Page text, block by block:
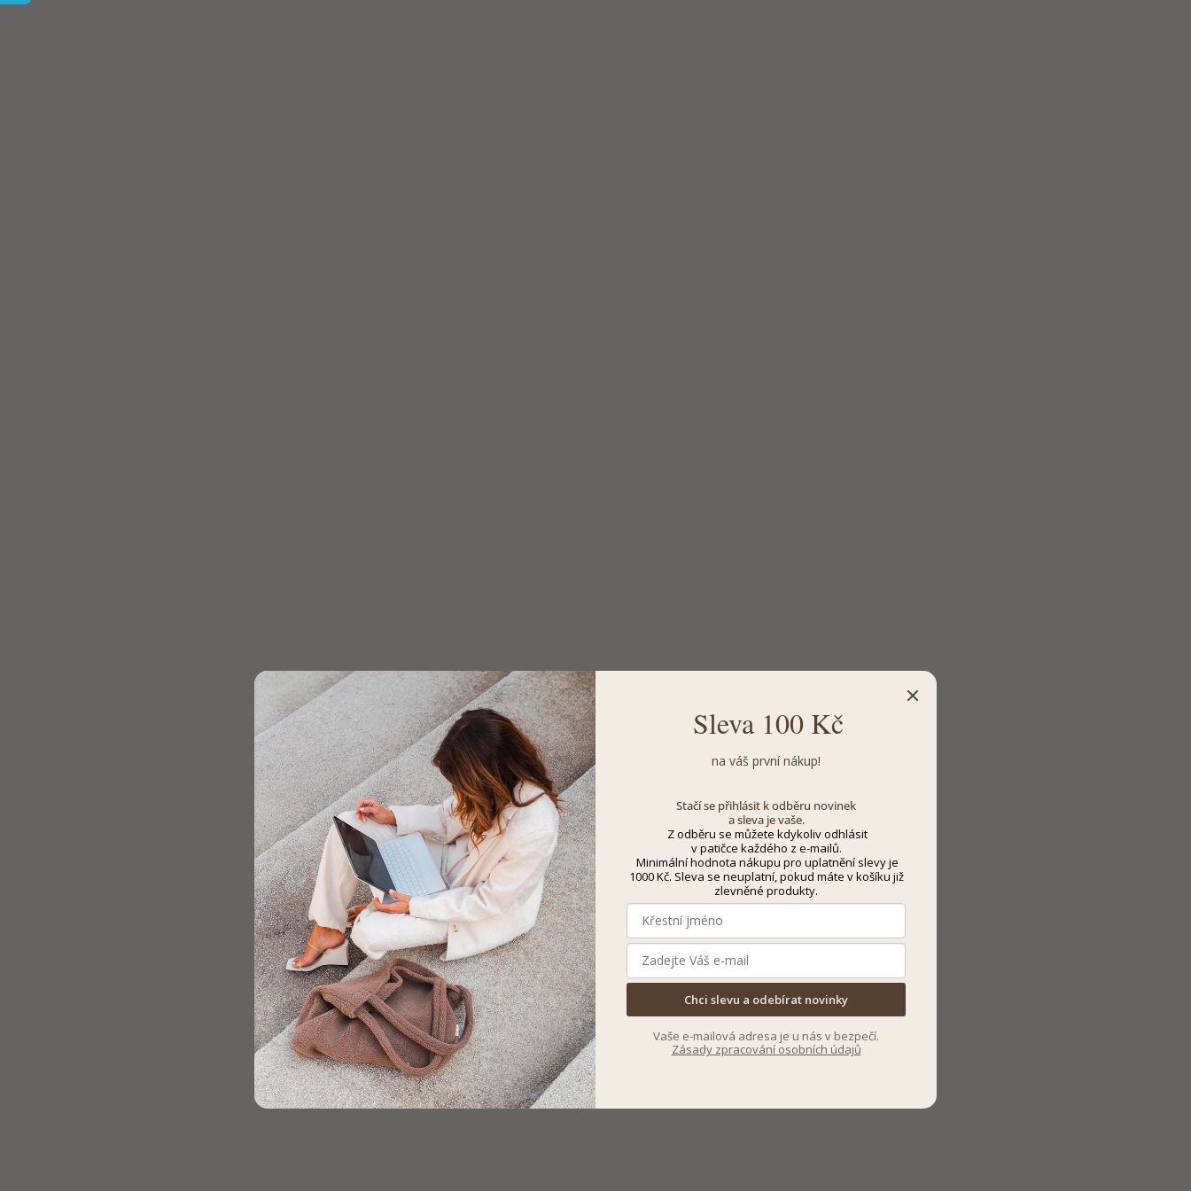
Sleva 100 Kč
na váš první nákup!
Stačí se přihlásit k odběru novinek
a sleva je vaše.
Z odběru se můžete kdykoliv odhlásit
v patičce každého z e-mailů.
Minimální hodnota nákupu pro uplatnění slevy je
1000 Kč. Sleva se neuplatní, pokud máte v košíku již
zlevněné produkty.
Chci slevu a odebírat novinky
Vaše e-mailová adresa je u nás v bezpečí.
Zásady zpracování osobních údajů